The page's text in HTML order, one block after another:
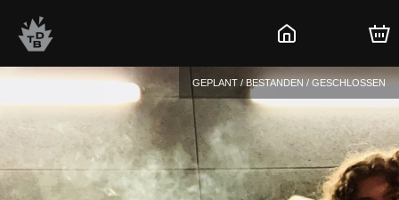
GEPLANT / BESTANDEN / GESCHLOSSEN